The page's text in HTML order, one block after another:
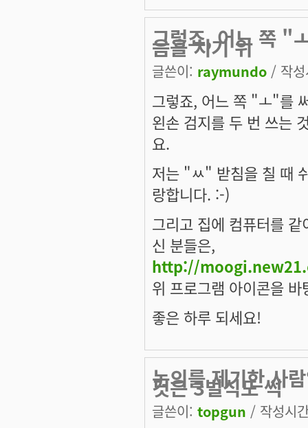
그렇죠, 어느 쪽 "
음을 치기 위
글쓴이: raymundo / 작
그렇죠, 어느 쪽 "ㅗ"를
왼손 검지를 두 번 쓰는
요.
저는 "ㅆ" 받침을 칠 때
랑합니다. :-)
그리고 집에 컴퓨터를
신 분들은,
http://
위 프로그램 아이콘을
좋은 하루 되세요!
논의를 제기한 사
것은 3벌식도 썩
글쓴이: topgun / 작성시